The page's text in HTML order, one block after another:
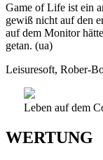
Game of Life ist ein
gewiß nicht auf den
auf dem Monitor
getan. (ua)
Leisuresoft, Rober-
Leben auf dem
WERTUNG